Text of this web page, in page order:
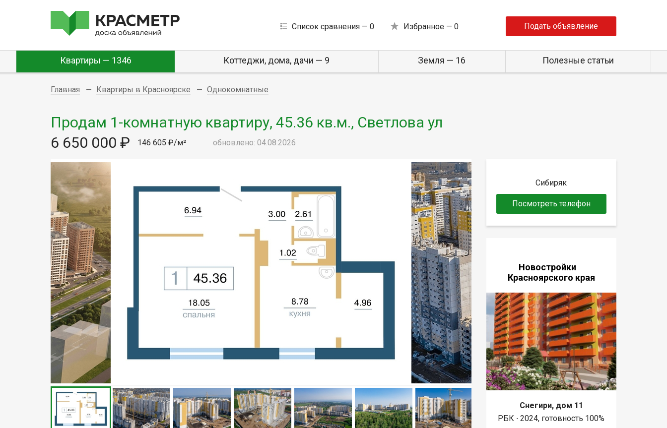
Список сравнения — 0 Избранное — 0 Подать объявление
Квартиры — 1346 Коттеджи, дома, дачи — 9 Земля — 16 Полезные статьи
Главная Квартиры в Красноярске Однокомнатные
Продам 1-комнатную квартиру, 45.36 кв.м., Светлова ул
6 650 000 ₽
146 605 ₽/м² обновлено: 04.08.2026
Сибиряк
Посмотреть телефон
Новостройки
Красноярского края
Снегири, дом 11
РБК ∙ 2024, готовность 100%